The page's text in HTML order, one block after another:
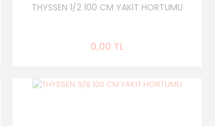
THYSSEN 1/2 100 CM YAKIT HORTUMU
0,00 TL